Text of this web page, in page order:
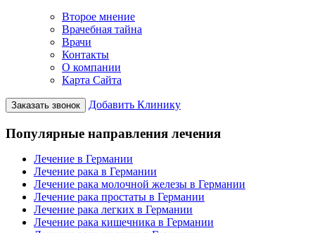
Второе мнение
Врачебная тайна
Врачи
Контакты
О компании
Карта Сайта
Заказать звонок Добавить Клинику
Популярные направления лечения
Лечение в Германии
Лечение рака в Германии
Лечение рака молочной железы в Германии
Лечение рака простаты в Германии
Лечение рака легких в Германии
Лечение рака кишечника в Германии